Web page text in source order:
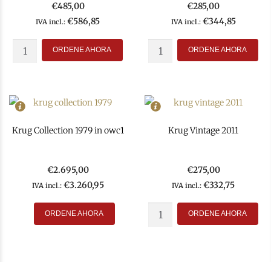
€485,00
IVA incl.: €586,85
ORDENE AHORA
€285,00
IVA incl.: €344,85
ORDENE AHORA
In Stock
1
Rating
95
Krug Collection 1979 in owc1
€2.695,00
IVA incl.: €3.260,95
ORDENE AHORA
In Stock
22
Rating
98
Krug Vintage 2011
€275,00
IVA incl.: €332,75
ORDENE AHORA